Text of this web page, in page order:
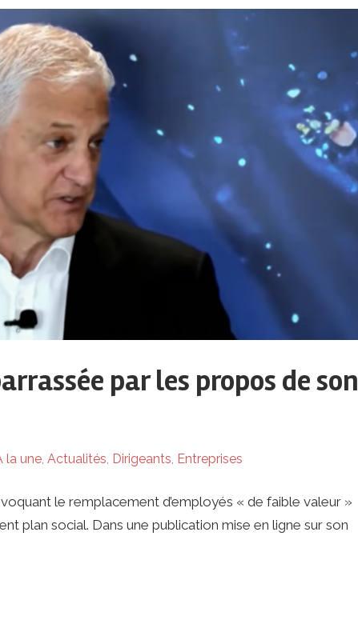
par les propos de son
la une, Actualités Dirigeants Entreprises
le remplacement d’employés « de faible valeur »
plan social. Dans une publication mise en ligne sur son